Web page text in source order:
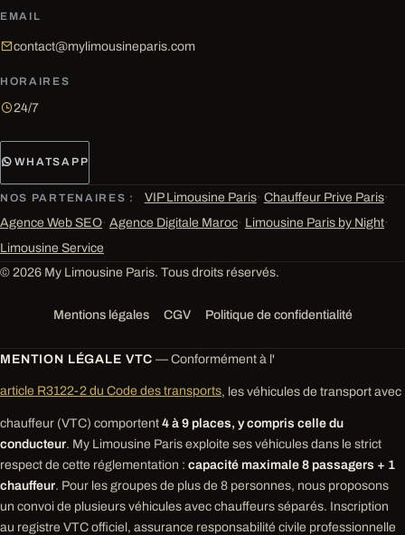
EMAIL
contact@mylimousineparis.com
HORAIRES
24/7
WHATSAPP
NOS PARTENAIRES : VIP Limousine Paris· Chauffeur Prive Paris·
Agence Web SEO· Agence Digitale Maroc· Limousine Paris by Night·
Limousine Service
© 2026 My Limousine Paris. Tous droits réservés.
Mentions légales CGV Politique de confidentialité
MENTION LÉGALE VTC — Conformément à l'
article R3122-2 du Code des transports, les véhicules de transport avec
chauffeur (VTC) comportent 4 à 9 places, y compris celle du
conducteur. My Limousine Paris exploite ses véhicules dans le strict
respect de cette réglementation : capacité maximale 8 passagers + 1
chauffeur. Pour les groupes de plus de 8 personnes, nous proposons
un convoi de plusieurs véhicules avec chauffeurs séparés. Inscription
au registre VTC officiel, assurance responsabilité civile professionnelle